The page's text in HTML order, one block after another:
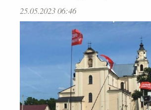
25.05.2023 06:46